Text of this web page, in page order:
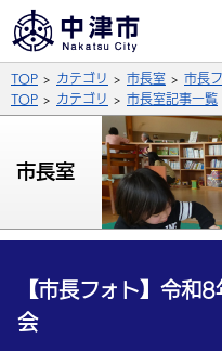
文
拡大
公式SNS
X
サイト内検索
総合メニュー
くらしの情報
TOP カテゴリ 市長室 市長
TOP
カテゴリ 市長室記事一覧
市長室
【市長フォト】令和
会